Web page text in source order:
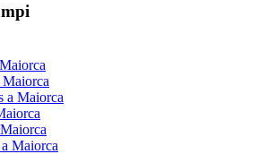
a Maiorca
Maiorca